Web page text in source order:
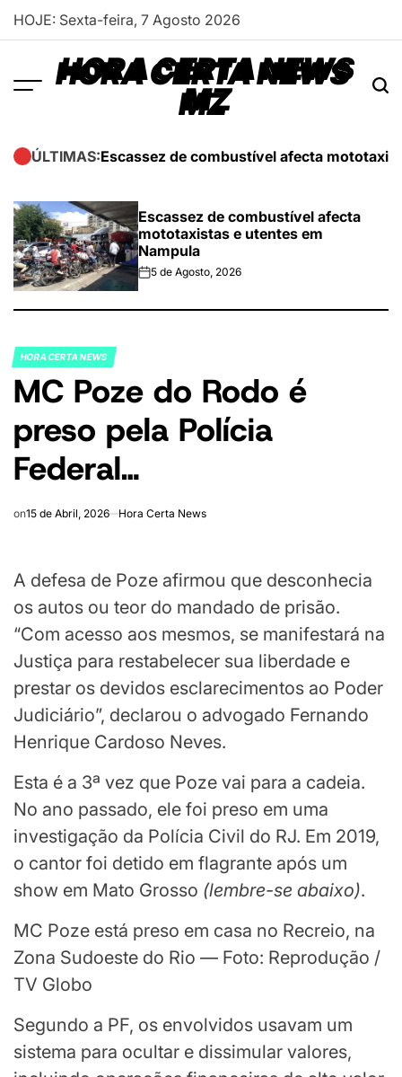
Skip
HOJE: Sexta-feira, 7 Agosto 2026
HORA CERTA NEWS
MZ
ÚLTIMAS:Escassez de combustível afecta
Escassez de combustível afecta
mototaxistas e utentes em
Nampula
on5 de Agosto, 2026
POSTED
IN
HORA CERTA NEWS
MC Poze do Rodo é
preso pela Polícia
Federal…
on15 de Abril, 2026 Hora Certa News
A defesa de Poze afirmou que desconhecia
os autos ou teor do mandado de prisão.
“Com acesso aos mesmos, se manifestará na
Justiça para restabelecer sua liberdade e
prestar os devidos esclarecimentos ao Poder
Judiciário”, declarou o advogado Fernando
Henrique Cardoso Neves.
Esta é a 3ª vez que Poze vai para a cadeia.
No ano passado, ele foi preso em uma
investigação da Polícia Civil do RJ. Em 2019,
o cantor foi detido em flagrante após um
show em Mato Grosso (lembre-se abaixo).
MC Poze está preso em casa no Recreio, na
Zona Sudoeste do Rio — Foto: Reprodução /
TV Globo
Segundo a PF, os envolvidos usavam um
sistema para ocultar e dissimular valores,